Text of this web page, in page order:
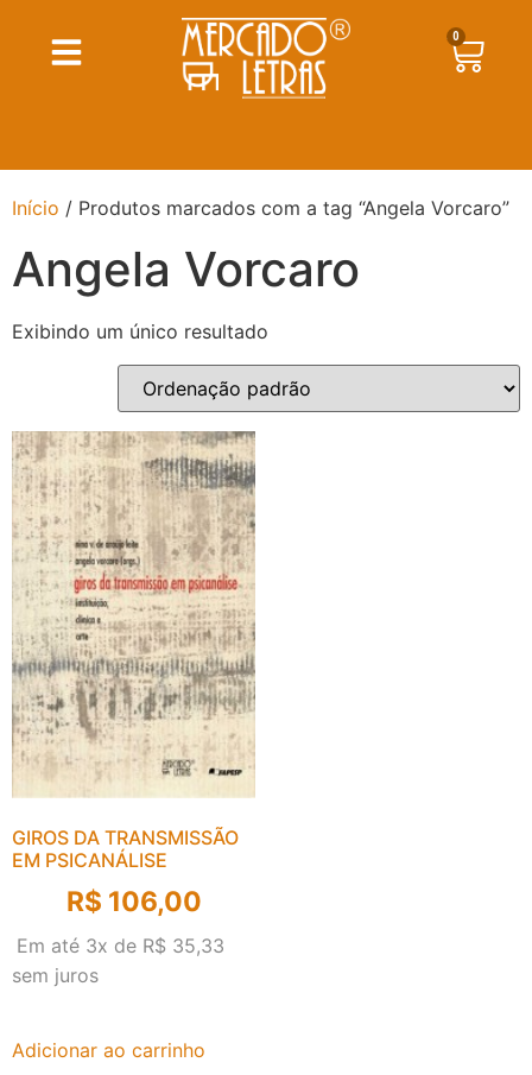
0
Início / Produtos marcados com a tag “Angela Vorcaro”
Angela Vorcaro
Exibindo um único resultado
GIROS DA TRANSMISSÃO
EM PSICANÁLISE
R$ 106,00
Em até 3x de R$ 35,33
sem juros
Adicionar ao carrinho